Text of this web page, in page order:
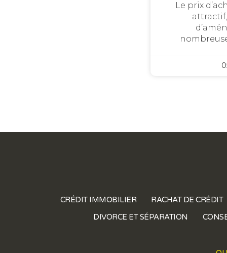
Le prix
CRÉDIT IMMOBILIER
RACHAT DE CRÉDIT
DIVORCE ET SÉPARATION